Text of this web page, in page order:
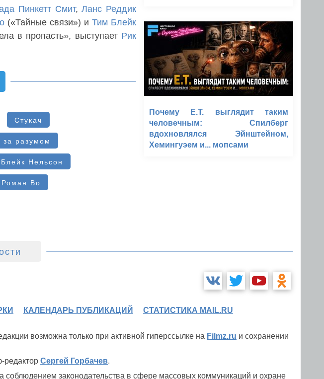
Пинкетт Смит,Ланс Реддик
(«Тайные связи») иТим Блейк
в пропасть», выступает Рик
Стукач
за разумом
Нельсон
Роман Во
Почему E.T. выглядит таким
человечным: Спилберг
вдохновлялся Эйнштейном,
Хемингуэем и... мопсами
КАЛЕНДАРЬ ПУБЛИКАЦИЙ СТАТИСТИКА MAIL.RU
возможна только при активной гиперссылке на Filmz.ru и сохранении
редактор Сергей Горбачев.
законодательства в сфере массовых коммуникаций и охране